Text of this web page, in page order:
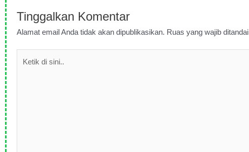
Tinggalkan Komentar
Alamat email Anda tidak akan dipublikasikan. Ruas yang wajib ditandai